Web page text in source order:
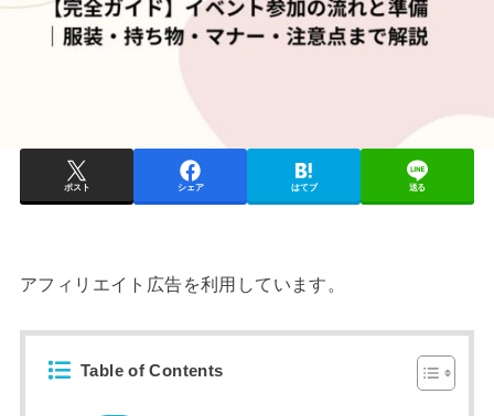
ポスト シェア はてブ 送る
アフィリエイト広告を利用しています。
Table of Contents